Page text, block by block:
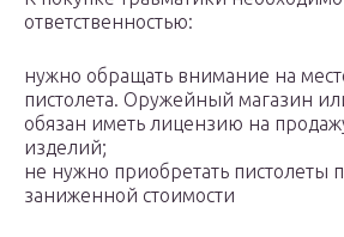
ответственностью:
нужно обращать внимание на
пистолета. Оружейный магазин
обязан иметь лицензию на
изделий;
не нужно приобретать пистолеты
заниженной стоимости